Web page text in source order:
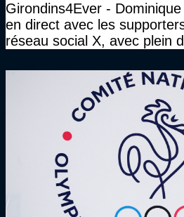
Girondins4Ever -
en direct avec les
réseau social X, avec plein